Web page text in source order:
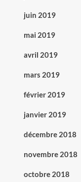
juin 2019
mai 2019
avril 2019
mars 2019
février 2019
janvier 2019
décembre 2018
novembre 2018
octobre 2018